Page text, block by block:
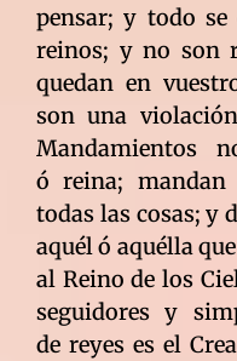
pensar; y todo
reinos; y no son
quedan en
son una
Mandamientos
ó reina;
todas las cosas; y
aquél ó aquélla
al Reino de los
seguidores y
de reyes es el